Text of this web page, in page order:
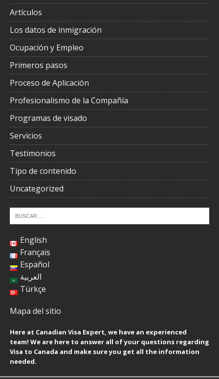
Artículos
Los datos de inmigración
Ocupación y Empleo
Primeros pasos
Proceso de Aplicación
Profesionalismo de la Compañía
Programas de visado
Servicios
Testimonios
Tipo de contenido
Uncategorized
English
Français
Español
العربية
Türkçe
Mapa del sitio
Here at Canadian Visa Expert, we have an experienced
team! We are here to answer all of your questions regarding
Visa to Canada and make sure you get all the information
needed.